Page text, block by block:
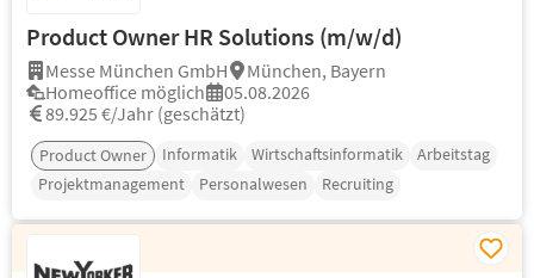
Product Owner HR Solutions (m/w/d)
Messe München GmbH
München, Bayern
Homeoffice möglich
05.08.2026
89.925 €/Jahr (geschätzt)
Product Owner Informatik Wirtschaftsinformatik
Arbeitstag
Projektmanagement
Personalwesen Recruiting